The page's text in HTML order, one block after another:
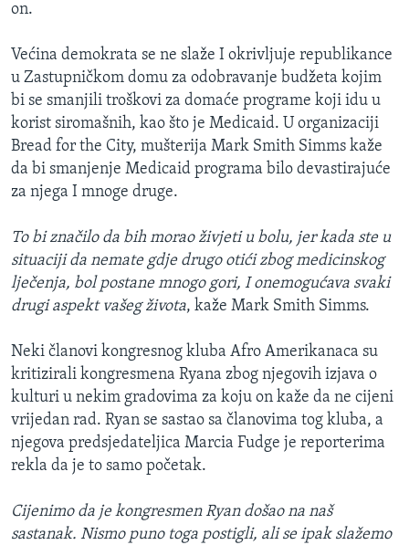
on.
Većina demokrata se ne slaže I okrivljuje republikance
u Zastupničkom domu za odobravanje budžeta kojim
bi se smanjili troškovi za domaće programe koji idu u
korist siromašnih, kao što je Medicaid. U organizaciji
Bread for the City, mušterija Mark Smith Simms kaže
da bi smanjenje Medicaid programa bilo devastirajuće
za njega I mnoge druge.
To bi značilo da bih morao živjeti u bolu, jer kada ste u
situaciji da nemate gdje drugo otići zbog medicinskog
lječenja, bol postane mnogo gori, I onemogućava svaki
drugi aspekt vašeg života, kaže Mark Smith Simms.
Neki članovi kongresnog kluba Afro Amerikanaca su
kritizirali kongresmena Ryana zbog njegovih izjava o
kulturi u nekim gradovima za koju on kaže da ne cijeni
vrijedan rad. Ryan se sastao sa članovima tog kluba, a
njegova predsjedateljica Marcia Fudge je reporterima
rekla da je to samo početak.
Cijenimo da je kongresmen Ryan došao na naš
sastanak. Nismo puno toga postigli, ali se ipak slažemo